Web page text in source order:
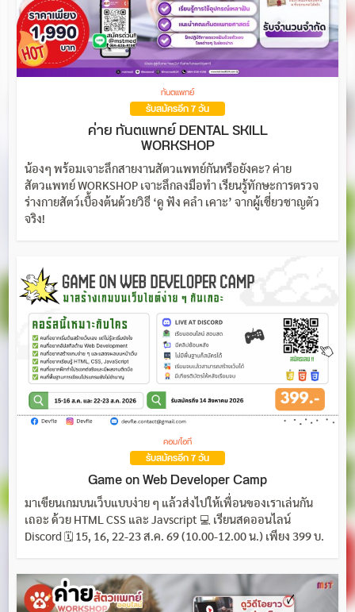
ทันตแพทย์
รับสมัครอีก 7 วัน
ค่าย ทันตแพทย์ DENTAL SKILL
WORKSHOP
น้องๆ พร้อมเจาะลึกสายงานสัตวแพทย์กันหรือยังคะ? ค่าย
สัตวแพทย์ WORKSHOP เจาะลึกลงมือทำ เรียนรู้ทักษะการตรวจ
ร่างกายสัตว์เบื้องต้นด้วยวิธี ‘ดู ฟัง คลำ เคาะ’ จากผู้เชี่ยวชาญตัว
จริง!
คอม/ไอที
รับสมัครอีก 7 วัน
Game on Web Developer Camp
มาเขียนเกมบนเว็บแบบง่าย ๆ แล้วส่งไปให้เพื่อนของเราเล่นกัน
เถอะ ด้วย HTML CSS และ Javscript 💻 เรียนสดออนไลน์
Discord 🗓️ 15, 16, 22-23 ส.ค. 69 (10.00-12.00 น.) เพียง 399 บ.